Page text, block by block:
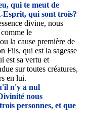
qui te meut de
Esprit, qui sont trois?
divine, nous
le
la cause première de
Fils, qui est la sagesse
est sa vertu et
sur toutes créatures,
en lui.
n'y a nul
nous
personnes, et que